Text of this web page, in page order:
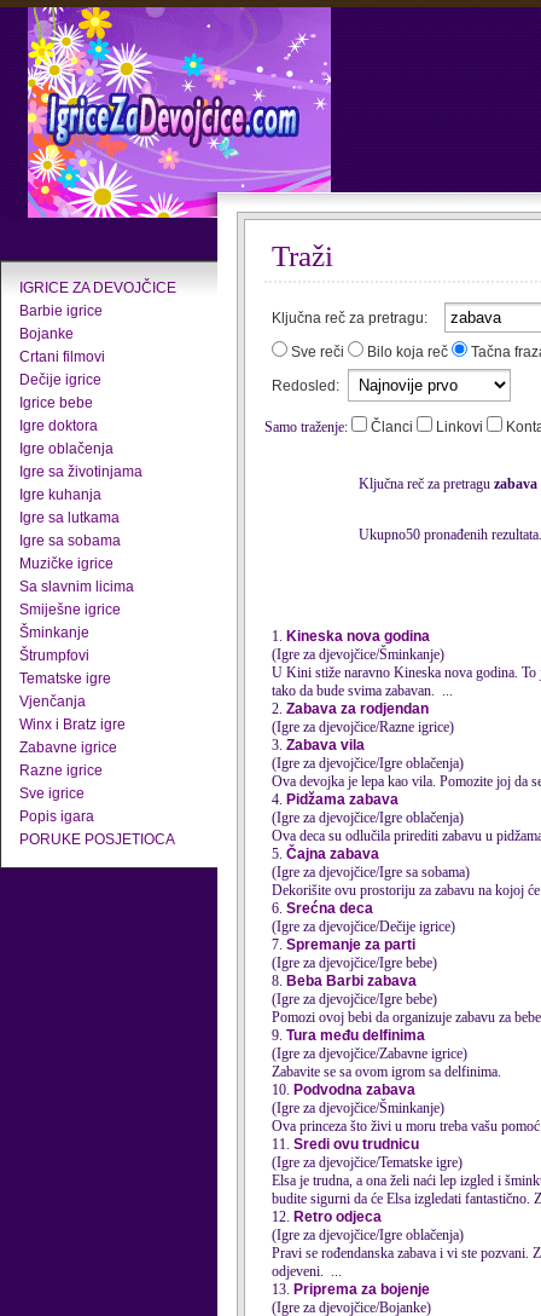
IGRICE ZA DEVOJČICE
Barbie igrice
Bojanke
Crtani filmovi
Dečije igrice
Igrice bebe
Igre doktora
Igre oblačenja
Igre sa životinjama
Igre kuhanja
Igre sa lutkama
Igre sa sobama
Muzičke igrice
Sa slavnim licima
Smiješne igrice
Šminkanje
Štrumpfovi
Tematske igre
Vjenčanja
Winx i Bratz igre
Zabavne igrice
Razne igrice
Sve igrice
Popis igara
PORUKE POSJETIOCA
Traži
Ključna reč za pretragu:
Sve reči
Bilo koja reč
Tačna
Redosled:
Samo traženje: Članci Linkovi
Ključna reč za pretragu zabava
Ukupno50 pronađenih rezultata.
1. Kineska nova godina
(Igre za djevojčice/Šminkanje)
U Kini stiže naravno Kineska nova godina.
tako da bude svima zabavan. ...
2. Zabava za rodjendan
(Igre za djevojčice/Razne igrice)
3. Zabava vila
(Igre za djevojčice/Igre oblačenja)
Ova devojka je lepa kao vila. Pomozite joj da
4. Pidžama zabava
(Igre za djevojčice/Igre oblačenja)
Ova deca su odlučila prirediti zabavu u
5. Čajna zabava
(Igre za djevojčice/Igre sa sobama)
Dekorišite ovu prostoriju za zabavu na kojoj
6. Srećna deca
(Igre za djevojčice/Dečije igrice)
7. Spremanje za parti
(Igre za djevojčice/Igre bebe)
8. Beba Barbi zabava
(Igre za djevojčice/Igre bebe)
Pomozi ovoj bebi da organizuje zabavu za
9. Tura među delfinima
(Igre za djevojčice/Zabavne igrice)
Zabavite se sa ovom igrom sa delfinima.
10. Podvodna zabava
(Igre za djevojčice/Šminkanje)
Ova princeza što živi u moru treba vašu
11. Sredi ovu trudnicu
(Igre za djevojčice/Tematske igre)
Elsa je trudna, a ona želi naći lep izgled i
budite sigurni da će Elsa izgledati fantastično.
12. Retro odjeca
(Igre za djevojčice/Igre oblačenja)
Pravi se rođendanska zabava i vi ste pozvani.
odjeveni. ...
13. Priprema za bojenje
(Igre za djevojčice/Bojanke)